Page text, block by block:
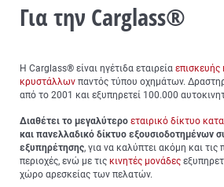
Για την Carglass®
Η Carglass® είναι ηγέτιδα εταιρεία επισκευής
κρυστάλλων παντός τύπου οχημάτων.
από το 2001 και εξυπηρετεί 100.000
Διαθέτει το μεγαλύτερο εταιρικό δίκτυο
και πανελλαδικό δίκτυο εξουσιοδοτημένων
εξυπηρέτησης, για να καλύπτει ακόμη και
περιοχές, ενώ με τις κινητές μονάδες
χώρο αρεσκείας των πελατών.